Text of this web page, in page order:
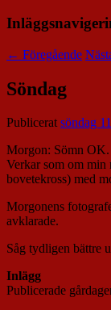
← Föregående
Söndag
Publiceratsöndag
Morgon: Sömn OK.
Verkar som om min
bovetekross) med
Morgonens
avklarade.
Såg tydligen bättre
Inlägg
Publicerade